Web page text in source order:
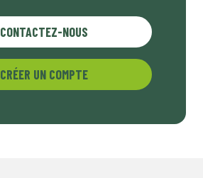
CONTACTEZ-NOUS
CRÉER UN COMPTE